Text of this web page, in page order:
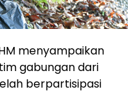
menyampaikan
gabungan dari
berpartisipasi